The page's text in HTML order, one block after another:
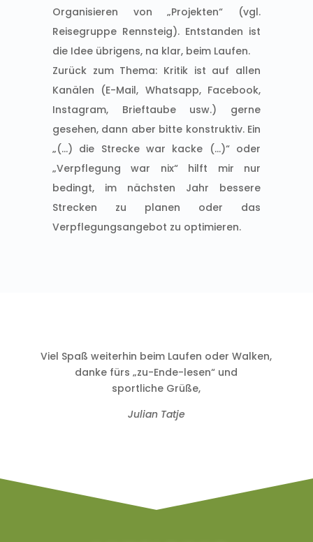
Organisieren von „Projekten“ (vgl.
Reisegruppe Rennsteig). Entstanden ist
die Idee übrigens, na klar, beim Laufen.
Zurück zum Thema: Kritik ist auf allen
Kanälen (E-Mail, Whatsapp, Facebook,
Instagram, Brieftaube usw.) gerne
gesehen, dann aber bitte konstruktiv. Ein
„(…) die Strecke war kacke (…)“ oder
„Verpflegung war nix“ hilft mir nur
bedingt, im nächsten Jahr bessere
Strecken zu planen oder das
Verpflegungsangebot zu optimieren.
Viel Spaß weiterhin beim Laufen oder Walken,
danke fürs „zu-Ende-lesen“ und
sportliche Grüße,
Julian Tatje